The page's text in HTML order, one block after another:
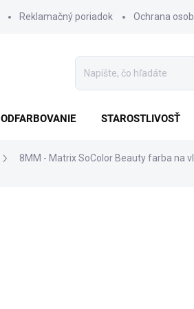
Reklamačný poriadok Ochrana
ODFARBOVANIE STAROSTLIVOSŤ
8MM - Matrix SoColor Beauty farba na